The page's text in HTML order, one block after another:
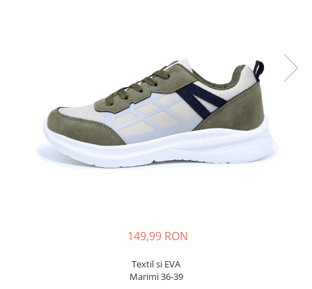
149,99 RON
Textil si EVA
Marimi 36-39